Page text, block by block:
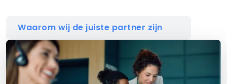
Waarom wij de juiste partner zijn